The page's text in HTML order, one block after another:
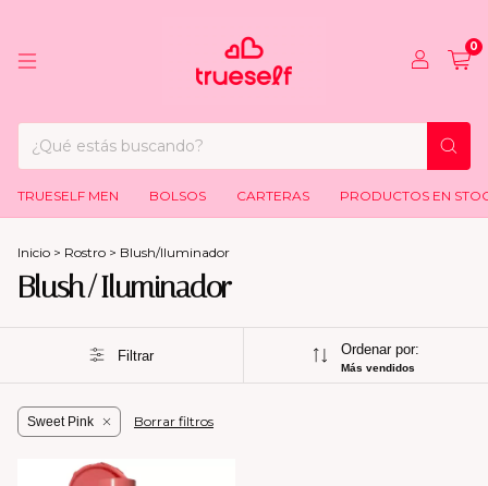
0
TRUESELF MEN BOLSOS CARTERAS PRODUCTOS EN
Inicio > Rostro > Blush/Iluminador
Blush/Iluminador
Filtrar Ordenar por:
Más vendidos
Sweet Pink Borrar filtros